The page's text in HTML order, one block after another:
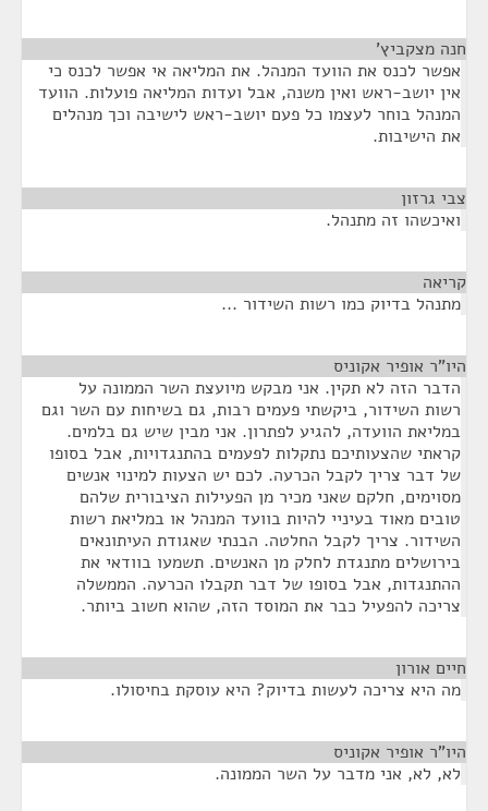
חנה מצקביץ'
אפשר לכנס את הוועד המנהל. את המליאה אי אפשר לכנס כי
אין יושב-ראש ואין משנה, אבל ועדות המליאה פועלות. הוועד
המנהל בוחר לעצמו כל פעם יושב-ראש לישיבה וכך מנהלים
את הישיבות.
צבי גרזון
ואיכשהו זה מתנהל.
קריאה
מתנהל בדיוק כמו רשות השידור ...
היו"ר אופיר אקוניס
הדבר הזה לא תקין. אני מבקש מיועצת השר הממונה על
רשות השידור, ביקשתי פעמים רבות, גם בשיחות עם השר וגם
במליאת הוועדה, להגיע לפתרון. אני מבין שיש גם בלמים.
קראתי שהצעותיכם נתקלות לפעמים בהתנגדויות, אבל בסופו
של דבר צריך לקבל הכרעה. לכם יש הצעות למינוי אנשים
מסוימים, חלקם שאני מכיר מן הפעילות הציבורית שלהם
טובים מאוד בעיניי להיות בוועד המנהל או במליאת רשות
השידור. צריך לקבל החלטה. הבנתי שאגודת העיתונאים
בירושלים מתנגדת לחלק מן האנשים. תשמעו בוודאי את
ההתנגדות, אבל בסופו של דבר תקבלו הכרעה. הממשלה
צריכה להפעיל כבר את המוסד הזה, שהוא חשוב ביותר.
חיים אורון
מה היא צריכה לעשות בדיוק? היא עוסקת בחיסולו.
היו"ר אופיר אקוניס
לא, לא, אני מדבר על השר הממונה.